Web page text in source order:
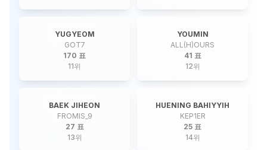
YUGYEOM
GOT7
170 표
11위
YOUMIN
ALL(H)OURS
41 표
12위
BAEK JIHEON
FROMIS_9
27 표
13위
HUENING BAHIYYIH
KEP1ER
25 표
14위